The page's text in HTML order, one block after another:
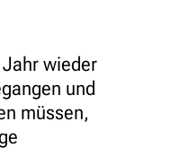
wieder
und
müssen,